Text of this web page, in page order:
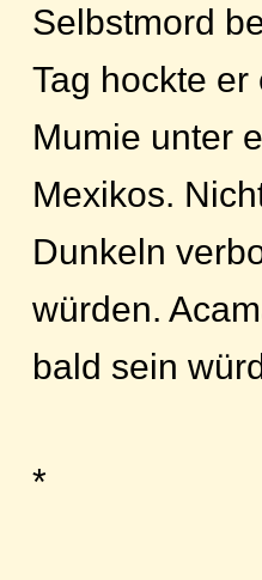
Selbstmord
Tag hockte
Mumie unter
Mexikos.
Dunkeln
würden.
bald sein
*